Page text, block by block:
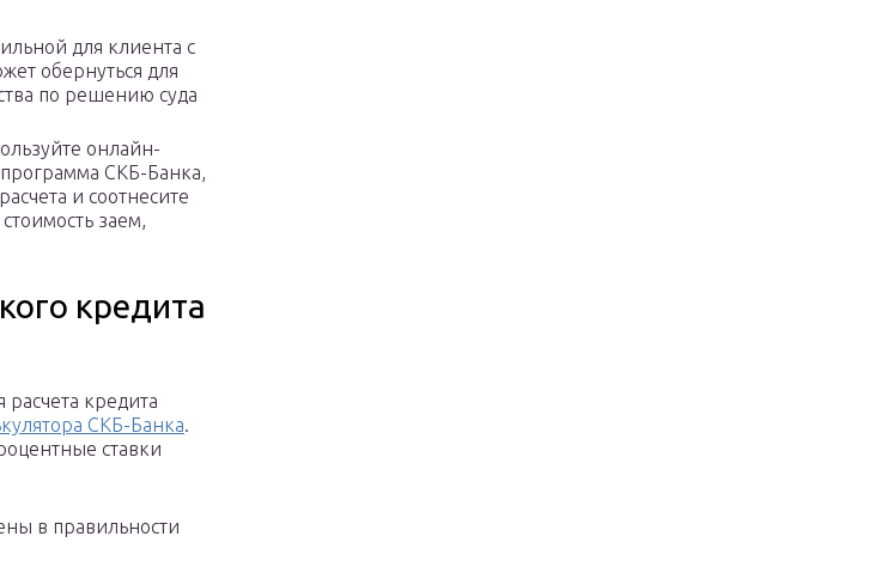
для клиента с
обернуться для
по решению суда
онлайн-
СКБ-Банка,
и соотнесите
заем,
кредита
кредита
СКБ-Банка.
ставки
в правильности